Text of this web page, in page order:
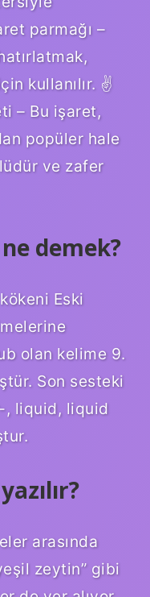
parmağı –
kullanılır. ✌
– Bu işaret,
popüler hale
ve zafer
demek?
Eski
olan kelime 9.
Son sesteki
, liquid, liquid
arasında
zeytin” gibi